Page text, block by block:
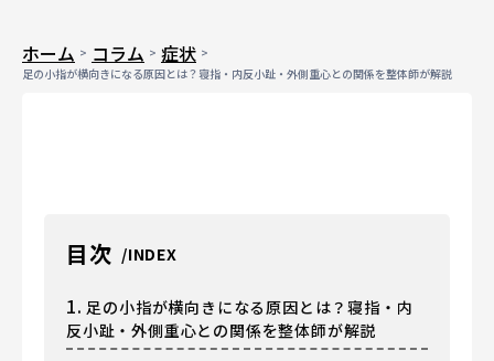
ホーム コラム 症状
足の小指が横向きになる原因とは？寝指・内反小趾・外側重心との関係を整体師が解説
目次
1. 足の小指が横向きになる原因とは？寝指・内
反小趾・外側重心との関係を整体師が解説